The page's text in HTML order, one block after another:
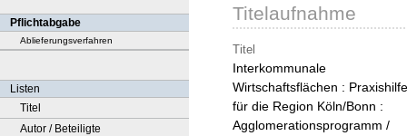
Pflichtabgabe
Ablieferungsverfahren
Listen
Titel
Autor / Beteiligte
Titelaufnahme
Titel
Interkommunale
Wirtschaftsflächen : Praxishilfe
für die Region Köln/Bonn :
Agglomerationsprogramm /